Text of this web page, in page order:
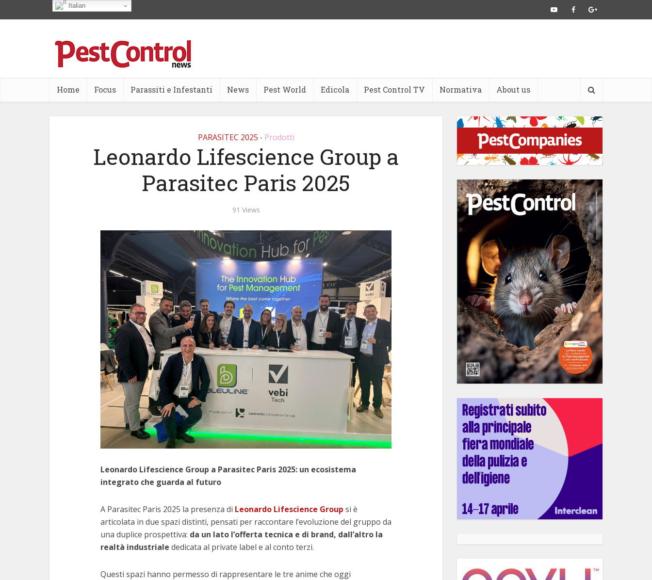
Home Focus Parassiti e Infestanti News Pest World Edicola Pest Control TV Normativa About us
PARASITEC 2025 • Prodotti
Leonardo Lifescience Group a
Parasitec Paris 2025
91 Views
Leonardo Lifescience Group a Parasitec Paris 2025: un ecosistema
integrato che guarda al futuro
A Parasitec Paris 2025 la presenza di Leonardo Lifescience Group si è
articolata in due spazi distinti, pensati per raccontare l’evoluzione del gruppo da
una duplice prospettiva: da un lato l’offerta tecnica e di brand, dall’altro la
realtà industriale dedicata al private label e al conto terzi.
Questi spazi hanno permesso di rappresentare le tre anime che oggi
Italian